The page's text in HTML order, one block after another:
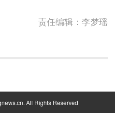
责任编辑：李梦瑶
All Rights Reserved